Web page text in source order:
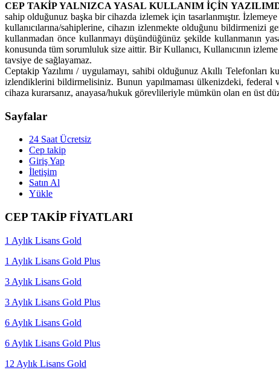
CEP TAKİP YALNIZCA YASAL KULLANIM İÇİN
sahip olduğunuz başka bir cihazda izlemek için tasarlanmıştır.
kullanıcılarına/sahiplerine, cihazın izlenmekte olduğunu bildirmenizi
kullanmadan önce kullanmayı düşündüğünüz şekilde kullanmanın
konusunda tüm sorumluluk size aittir. Bir Kullanıcı, Kullanıcının
tavsiye de sağlayamaz.
Ceptakip Yazılımı / uygulamayı, sahibi olduğunuz Akıllı Telefonları
izlendiklerini bildirmelisiniz. Bunun yapılmaması ülkenizdeki, federal
cihaza kurarsanız, anayasa/hukuk görevlileriyle mümkün olan en üst
Sayfalar
24 Saat Ücretsiz
Cep takip
Giriş Yap
İletişim
Satın Al
Yükle
CEP TAKİP FİYATLARI
1 Aylık Lisans Gold
1 Aylık Lisans Gold Plus
3 Aylık Lisans Gold
3 Aylık Lisans Gold Plus
6 Aylık Lisans Gold
6 Aylık Lisans Gold Plus
12 Aylık Lisans Gold